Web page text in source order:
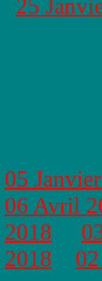
25
05
06 Avril
2018
2018